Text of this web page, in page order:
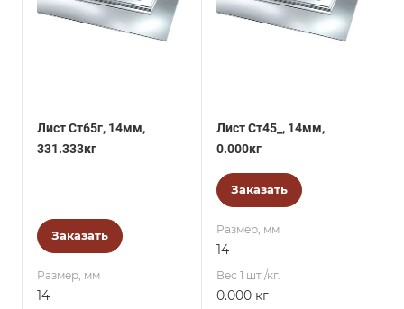
Лист Ст65г, 14мм,
331.333кг
Заказать
Размер, мм
14
Лист Ст45_, 14мм,
0.000кг
Заказать
Размер, мм
14
Вес 1 шт./кг.
0.000 кг